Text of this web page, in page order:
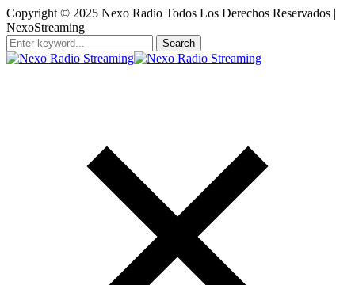
Copyright © 2025 Nexo Radio Todos Los Derechos Reservados |
NexoStreaming
Search